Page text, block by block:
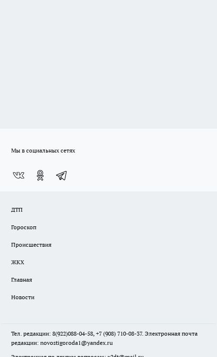
Мы в социальных сетях
ДТП
Гороскоп
Происшествия
ЖКХ
Главная
Новости
Тел. редакции: 8(922)088-04-58, +7 (908) 710-08-37. Электронная почта
редакции: novostigoroda1@yandex.ru